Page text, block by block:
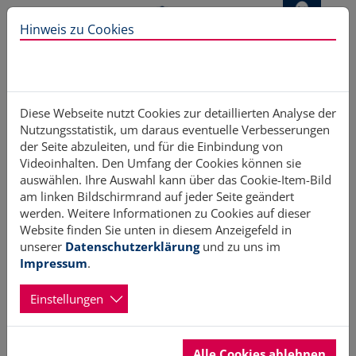
Direkt zur Hauptnavigation springen
Direkt zum Inhalt springen
„TransformD" - neues
Förderprogramm für Engagierte
02.06.2023 Erstellt von Hans Brüller
Die heutige Zeit ist geprägt von tiefgreifenden
Veränderungsprozessen – vom digitalen Wandel über die
ökologische Transformation bis hin zu Herausforderungen
beim gesellschaftlichen Zusammenhalt. Die Zivilgesellschaft
Problemlagen reagieren können. Damit dies weiterhin
Hinweis zu Cookies
Diese Webseite nutzt Cookies zur detaillierten Analyse der
Nutzungsstatistik, um daraus eventuelle Verbesserungen
der Seite abzuleiten, und für die Einbindung von
Videoinhalten. Den Umfang der Cookies können sie
auswählen. Ihre Auswahl kann über das Cookie-Item-Bild
am linken Bildschirmrand auf jeder Seite geändert
werden. Weitere Informationen zu Cookies auf dieser
Website finden Sie unten in diesem Anzeigefeld in
unserer Datenschutzerklärungund zu uns im
Impressum.
Einstellungen